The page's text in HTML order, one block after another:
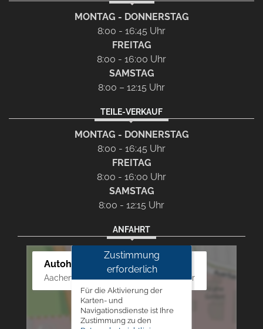
MONTAG - DONNERSTAG
8:00 - 16:45 Uhr
FREITAG
8:00 - 16:00 Uhr
SAMSTAG
8:00 – 12:15 Uhr
TEILE-VERKAUF
MONTAG - DONNERSTAG
8:00 - 16:45 Uhr
FREITAG
8:00 - 16:00 Uhr
SAMSTAG
8:00 - 12:15 Uhr
ANFAHRT
Autohaus Westphal
Aachener Str. 84 - 88, 52249 Eschweiler
Zustimmung
erforderlich
Für die Aktivierung der
Karten- und
Navigationsdienste ist Ihre
Zustimmung zu den